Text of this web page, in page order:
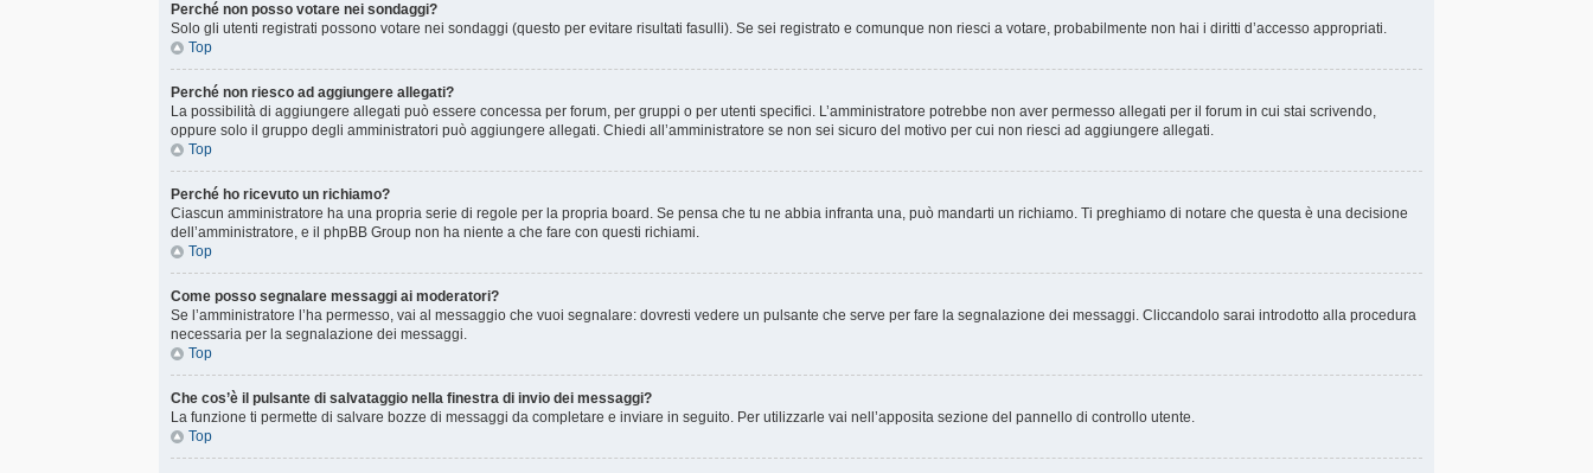
Perché non posso votare nei sondaggi?
Solo gli utenti registrati possono votare nei sondaggi (questo per evitare risultati fasulli). Se sei registrato e comunque non riesci a votare, probabilmente non hai i diritti d’accesso appropriati.
Top
Perché non riesco ad aggiungere allegati?
La possibilità di aggiungere allegati può essere concessa per forum, per gruppi o per utenti specifici. L’amministratore potrebbe non aver permesso allegati per il forum in cui stai scrivendo,
oppure solo il gruppo degli amministratori può aggiungere allegati. Chiedi all’amministratore se non sei sicuro del motivo per cui non riesci ad aggiungere allegati.
Top
Perché ho ricevuto un richiamo?
Ciascun amministratore ha una propria serie di regole per la propria board. Se pensa che tu ne abbia infranta una, può mandarti un richiamo. Ti preghiamo di notare che questa è una decisione
dell’amministratore, e il phpBB Group non ha niente a che fare con questi richiami.
Top
Come posso segnalare messaggi ai moderatori?
Se l’amministratore l’ha permesso, vai al messaggio che vuoi segnalare: dovresti vedere un pulsante che serve per fare la segnalazione dei messaggi. Cliccandolo sarai introdotto alla procedura
necessaria per la segnalazione dei messaggi.
Top
Che cos’è il pulsante di salvataggio nella finestra di invio dei messaggi?
La funzione ti permette di salvare bozze di messaggi da completare e inviare in seguito. Per utilizzarle vai nell’apposita sezione del pannello di controllo utente.
Top